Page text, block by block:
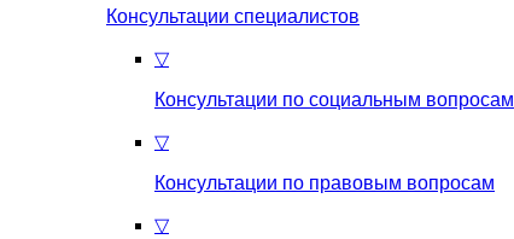
Консультации специалистов
▽
Консультации по социальным вопросам
▽
Консультации по правовым вопросам
▽